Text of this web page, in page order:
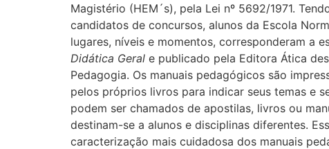
Magistério (HEM´s), pela Lei nº 5692/1971.
candidatos de concursos, alunos da Escola
lugares, níveis e momentos, corresponderam a
Didática Geral e publicado pela Editora Ática
Pedagogia. Os manuais pedagógicos são
pelos próprios livros para indicar seus temas e
podem ser chamados de apostilas, livros ou
destinam-se a alunos e disciplinas diferentes.
caracterização mais cuidadosa dos manuais